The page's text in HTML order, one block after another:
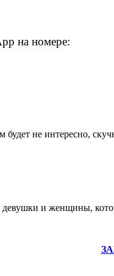
на номере:
не интересно,
девушки и женщины,